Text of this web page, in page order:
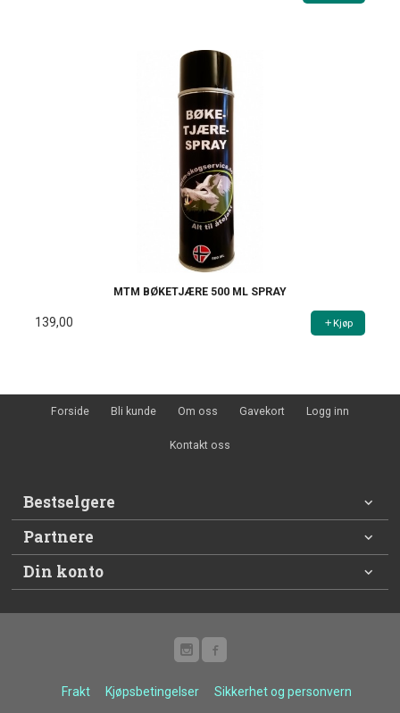
MTM BØKETJÆRE 500 ML SPRAY
139,00 Kjøp
Forside Bli kunde Om oss Gavekort Logg inn
Kontakt oss
Bestselgere
Partnere
Din konto
Frakt Kjøpsbetingelser Sikkerhet og personvern